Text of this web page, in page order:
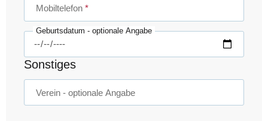
Mobiltelefon
Geburtsdatum - optionale Angabe
Sonstiges
Verein - optionale Angabe